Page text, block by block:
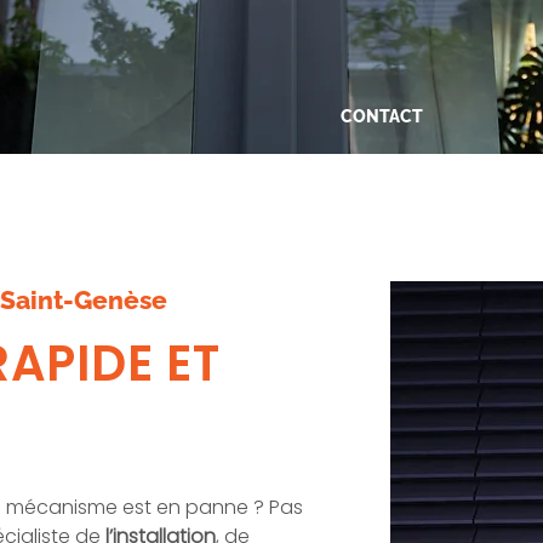
Genèse
ET
est en panne ? Pas
de l’installation, de
CONTACT